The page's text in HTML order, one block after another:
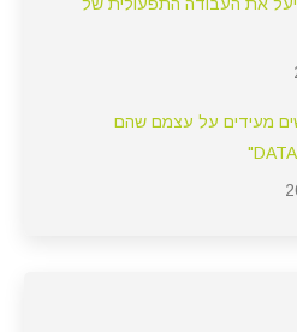
מעידים על עצמם שהם